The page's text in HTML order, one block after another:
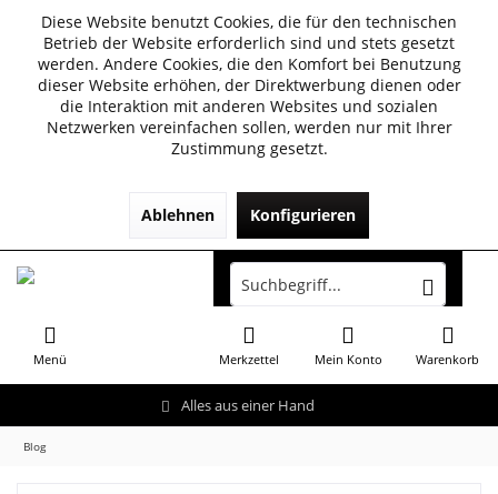
Diese Website benutzt Cookies, die für den technischen
Betrieb der Website erforderlich sind und stets gesetzt
werden. Andere Cookies, die den Komfort bei Benutzung
dieser Website erhöhen, der Direktwerbung dienen oder
die Interaktion mit anderen Websites und sozialen
Netzwerken vereinfachen sollen, werden nur mit Ihrer
Zustimmung gesetzt.
Ablehnen Konfigurieren
Alles aus einer Hand
Menü Warenkorb
Merkzettel Mein Konto
Blog